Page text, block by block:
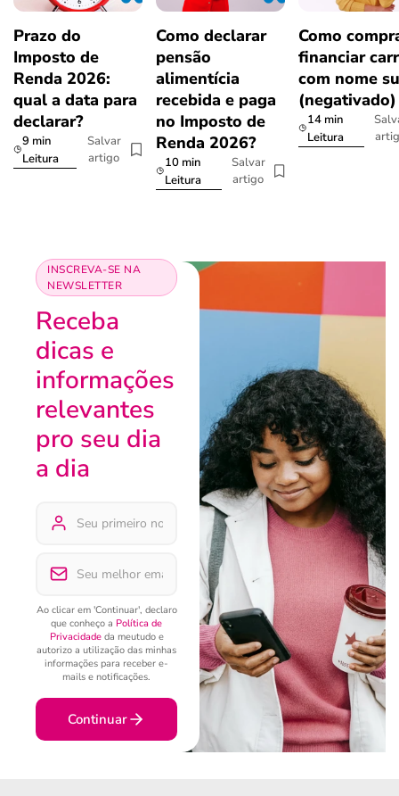
Prazo do
Imposto de
Renda 2026:
qual a data para
declarar?
9 min
Leitura
Salvar
artigo
Como declarar
pensão
alimentícia
recebida e paga
no Imposto de
Renda 2026?
10 min
Leitura
Salvar
artigo
Como
financiar
com nome
(negativado)
14 min
Leitura
INSCREVA-SE NA
NEWSLETTER
Receba
dicas e
informações
relevantes
pro seu dia
a dia
Ao clicar em 'Continuar', declaro
que conheço a Política de
Privacidadeda meutudo e
autorizo a utilização das minhas
informações para receber e-
mails e notificações.
Continuar